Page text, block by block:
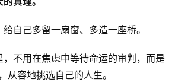
自己多留一扇窗、多造一座桥。
不用在焦虑中等待命运的审判，而是
容地挑选自己的人生。